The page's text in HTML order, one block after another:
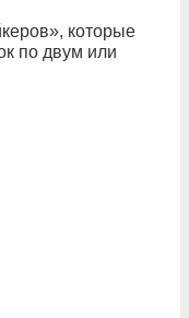
которые
по двум или